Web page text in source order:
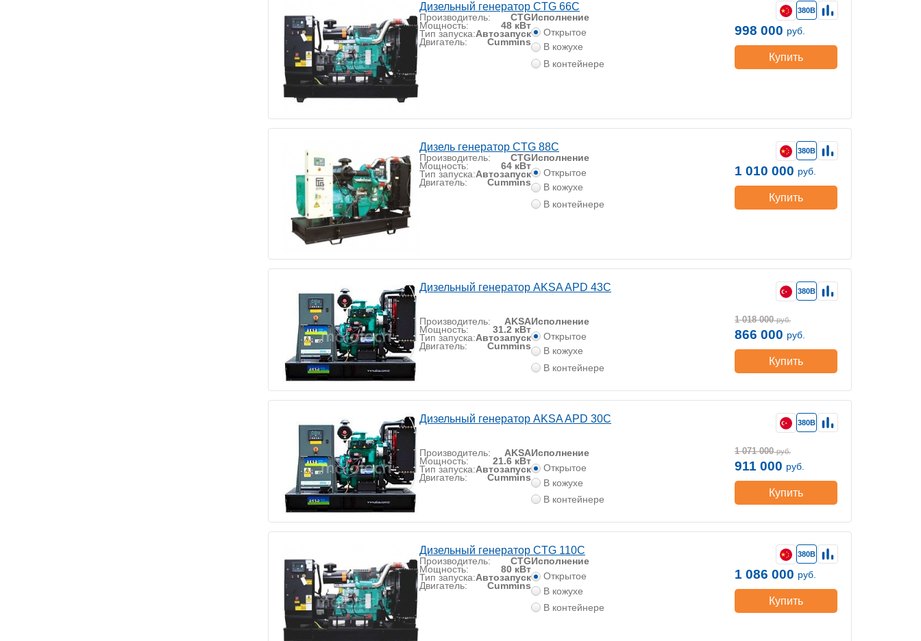
Дизельный генератор CTG 66C
Производитель: CTG
Мощность: 48 кВт
Тип запуска:Автозапуск
Двигатель: Cummins
Исполнение
Открытое
В кожухе
В контейнере
380В
998 000 руб.
Купить
Дизель генератор CTG 88C
Производитель: CTG
Мощность: 64 кВт
Тип запуска:Автозапуск
Двигатель: Cummins
Исполнение
Открытое
В кожухе
В контейнере
380В
1 010 000 руб.
Купить
Дизельный генератор AKSA APD 43C
Производитель: AKSA
Мощность: 31.2 кВт
Тип запуска:Автозапуск
Двигатель: Cummins
Исполнение
Открытое
В кожухе
В контейнере
380В
1 018 000 руб.
866 000 руб.
Купить
Дизельный генератор AKSA APD 30C
Производитель: AKSA
Мощность: 21.6 кВт
Тип запуска:Автозапуск
Двигатель: Cummins
Исполнение
Открытое
В кожухе
В контейнере
380В
1 071 000 руб.
911 000 руб.
Купить
Дизельный генератор CTG 110C
Производитель: CTG
Мощность: 80 кВт
Тип запуска:Автозапуск
Двигатель: Cummins
Исполнение
Открытое
В кожухе
В контейнере
380В
1 086 000 руб.
Купить